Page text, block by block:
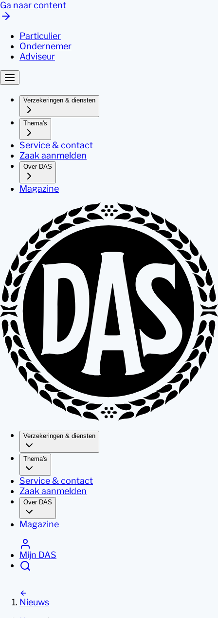
Ga naar content
Particulier
Ondernemer
Adviseur
Verzekeringen & diensten
Thema's
Service & contact
Zaak aanmelden
Over DAS
Magazine
Verzekeringen & diensten
Thema's
Service & contact
Zaak aanmelden
Over DAS
Magazine
Mijn DAS
Nieuws